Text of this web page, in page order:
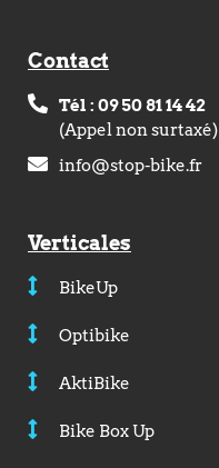
Contact
Tél : 09 50 81 14 42
(Appel non surtaxé)
info@stop-bike.fr
Verticales
BikeUp
Optibike
AktiBike
Bike Box Up